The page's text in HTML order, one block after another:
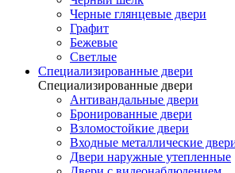
Черные глянцевые двери
Графит
Бежевые
Светлые
Специализированные двери
Специализированные двери
Антивандальные двери
Бронированные двери
Взломостойкие двери
Входные металлические
Двери наружные утепленные